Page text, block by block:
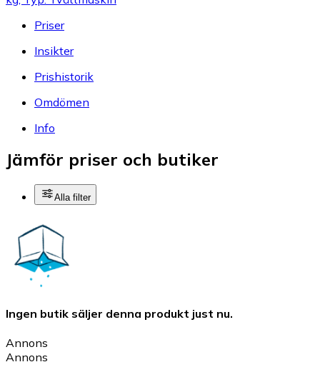
Priser
Insikter
Prishistorik
Omdömen
Info
Jämför priser och butiker
Alla filter
Ingen butik säljer denna produkt just nu.
Annons
Annons